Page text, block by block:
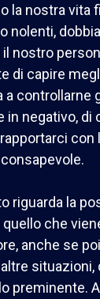
la nostra vita
nolenti,
nostro
di capire
a controllarne
in negativo, di
con
riguarda la
quello che
anche se
situazioni,
preminente.